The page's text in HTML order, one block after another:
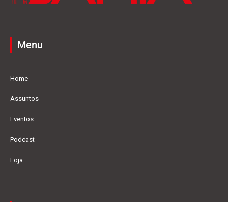
Menu
Home
Assuntos
Eventos
Podcast
Loja